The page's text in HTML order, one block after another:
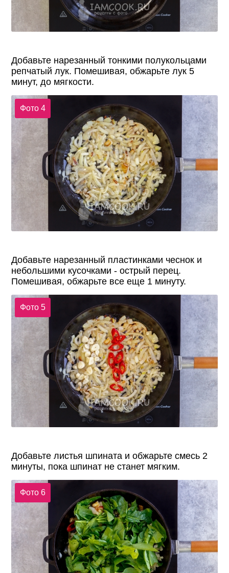
Добавьте нарезанный тонкими полукольцами
репчатый лук. Помешивая, обжарьте лук 5
минут, до мягкости.
Фото 4
Добавьте нарезанный пластинками чеснок и
небольшими кусочками - острый перец.
Помешивая, обжарьте все еще 1 минуту.
Фото 5
Добавьте листья шпината и обжарьте смесь 2
минуты, пока шпинат не станет мягким.
Фото 6